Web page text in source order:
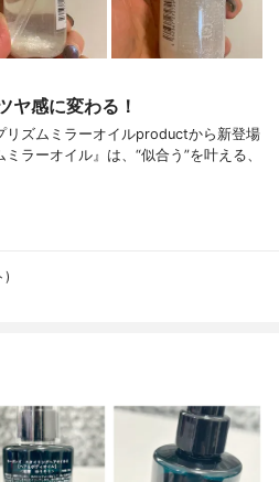
ヤ感に変わる！
ズムミラーオイルproductから新登場
ラーオイル』は、“似合う”を叶える、
)